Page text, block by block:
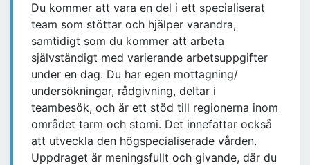
Du kommer att vara en del i ett specialiserat
team som stöttar och hjälper varandra,
samtidigt som du kommer att arbeta
självständigt med varierande arbetsuppgifter
under en dag. Du har egen mottagning/
undersökningar, rådgivning, deltar i
teambesök, och är ett stöd till regionerna inom
området tarm och stomi. Det innefattar också
att utveckla den högspecialiserade vården.
Uppdraget är meningsfullt och givande, där du